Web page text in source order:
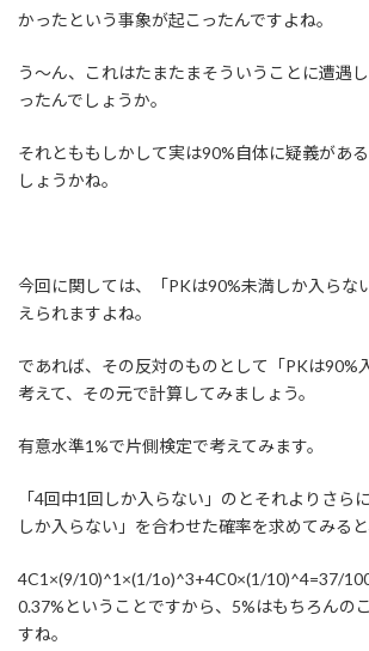
かったという事象が起こったんですよね。
う～ん、これはたまたまそういうことに遭遇
ったんでしょうか。
それとももしかして実は90%自体に疑義があ
しょうかね。
今回に関しては、「PKは90%未満しか入らな
えられますよね。
であれば、その反対のものとして「PKは90%
考えて、その元で計算してみましょう。
有意水準1%で片側検定で考えてみます。
「4回中1回しか入らない」のとそれよりさら
しか入らない」を合わせた確率を求めてみると
4C1×(9/10)^1×(1/1o)^3+4C0×(1/10)^4=37/
0.37%ということですから、5%はもちろんの
すね。